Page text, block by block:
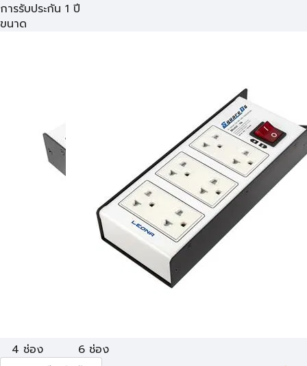
การรับประกัน 1 ปี
ขนาด
4 ช่อง 6 ช่อง